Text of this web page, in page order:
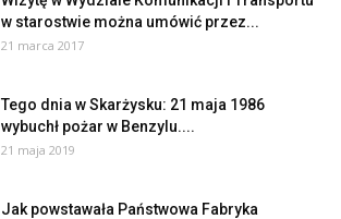
w starostwie można umówić przez...
21 marca 2017
Tego dnia w Skarżysku: 21 maja 1986
wybuchł pożar w Benzylu....
21 maja 2019
Jak powstawała Państwowa Fabryka